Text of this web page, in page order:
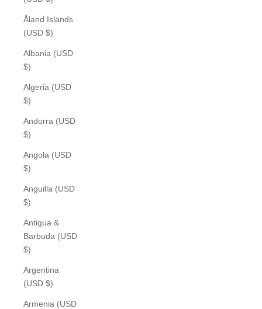
Åland Islands
(USD $)
Albania (USD
$)
Algeria (USD
$)
Andorra (USD
$)
Angola (USD
$)
Anguilla (USD
$)
Antigua &
Barbuda (USD
$)
Argentina
(USD $)
Armenia (USD